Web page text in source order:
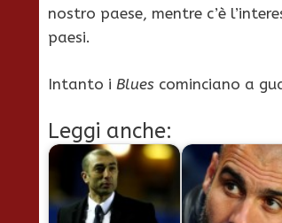
nostro paese, mentre c’è
paesi.
Intanto i Blues cominciano a
Leggi anche: